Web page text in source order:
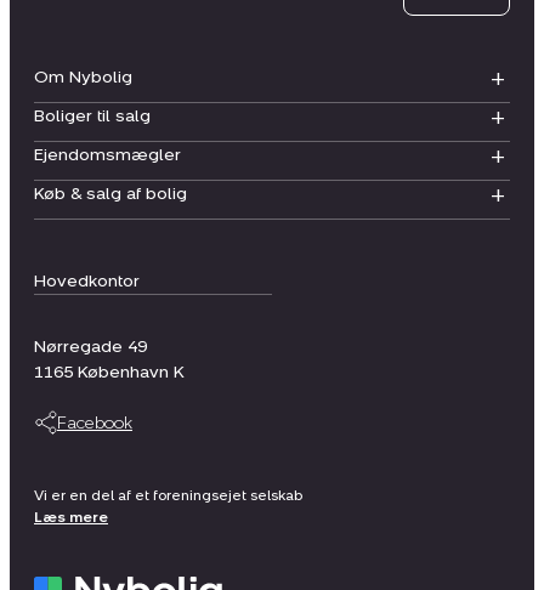
Hovedkontor
Nørregade 49
1165 København K
Facebook
Om Nybolig
Boliger til salg
Ejendomsmægler
Køb & salg af bolig
Vi er en del af et foreningsejet selskab
Læs mere